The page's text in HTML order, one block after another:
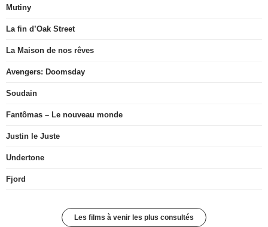
Mutiny
La fin d’Oak Street
La Maison de nos rêves
Avengers: Doomsday
Soudain
Fantômas – Le nouveau monde
Justin le Juste
Undertone
Fjord
Les films à venir les plus consultés